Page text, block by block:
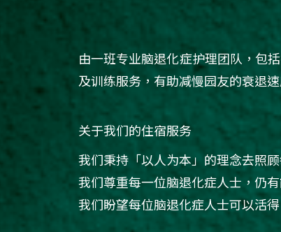
由一班专业脑退化症护理团队，包
及训练服务，有助减慢园友的衰退
关于我们的住宿服务
我们秉持「以人为本」的理念去照
我们尊重每一位脑退化症人士，仍
我们盼望每位脑退化症人士可以活